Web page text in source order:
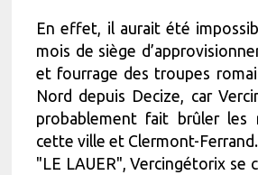
En effet, il aurait été
mois de siège
et fourrage des troupes
Nord depuis Decize, car
probablement fait brûler les
cette ville et Clermont-
"LE LAUER", Vercingétorix se